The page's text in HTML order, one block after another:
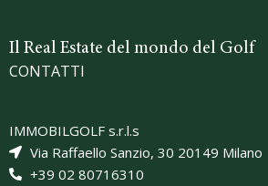
Il Real Estate del mondo del Golf
CONTATTI
IMMOBILGOLF s.r.l.s
Via Raffaello Sanzio, 30 20149 Milano
+39 02 80716310